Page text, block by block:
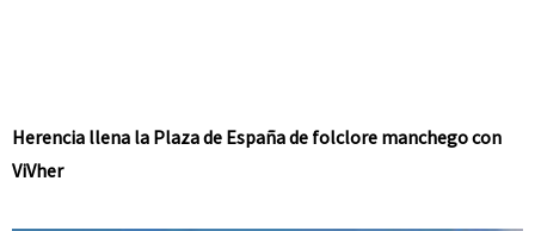
Herencia llena la Plaza de España de folclore manchego con
ViVher